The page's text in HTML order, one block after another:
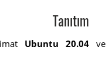
Tanıtım
Ubuntu 20.04 ve